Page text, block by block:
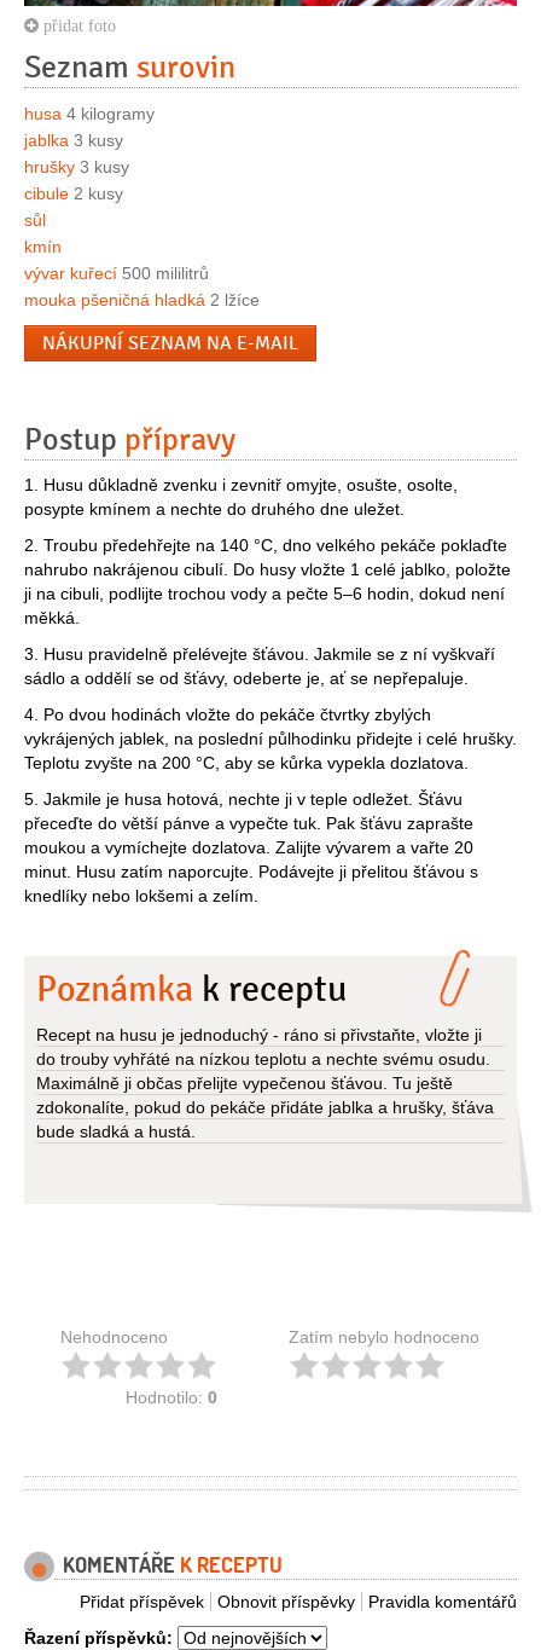
přidat foto
Seznam surovin
husa 4 kilogramy
jablka 3 kusy
hrušky 3 kusy
cibule 2 kusy
sůl
kmín
vývar kuřecí 500 mililitrů
mouka pšeničná hladká 2 lžíce
NÁKUPNÍ SEZNAM NA E-MAIL
Postup přípravy
1. Husu důkladně zvenku i zevnitř omyjte, osušte, osolte,
posypte kmínem a nechte do druhého dne uležet.
2. Troubu předehřejte na 140 °C, dno velkého pekáče poklaďte
nahrubo nakrájenou cibulí. Do husy vložte 1 celé jablko, položte
ji na cibuli, podlijte trochou vody a pečte 5–6 hodin, dokud není
měkká.
3. Husu pravidelně přelévejte šťávou. Jakmile se z ní vyškvaří
sádlo a oddělí se od šťávy, odeberte je, ať se nepřepaluje.
4. Po dvou hodinách vložte do pekáče čtvrtky zbylých
vykrájených jablek, na poslední půlhodinku přidejte i celé hrušky.
Teplotu zvyšte na 200 °C, aby se kůrka vypekla dozlatova.
5. Jakmile je husa hotová, nechte ji v teple odležet. Šťávu
přeceďte do větší pánve a vypečte tuk. Pak šťávu zaprašte
moukou a vymíchejte dozlatova. Zalijte vývarem a vařte 20
minut. Husu zatím naporcujte. Podávejte ji přelitou šťávou s
knedlíky nebo lokšemi a zelím.
Poznámka k receptu
Recept na husu je jednoduchý - ráno si přivstaňte, vložte ji
do trouby vyhřáté na nízkou teplotu a nechte svému osudu.
Maximálně ji občas přelijte vypečenou šťávou. Tu ještě
zdokonalíte, pokud do pekáče přidáte jablka a hrušky, šťáva
bude sladká a hustá.
Nehodnoceno
Hodnotilo: 0
Zatím nebylo hodnoceno
KOMENTÁŘE K RECEPTU
Pravidla komentářů
Obnovit příspěvky
Přidat příspěvek
Řazení příspěvků: